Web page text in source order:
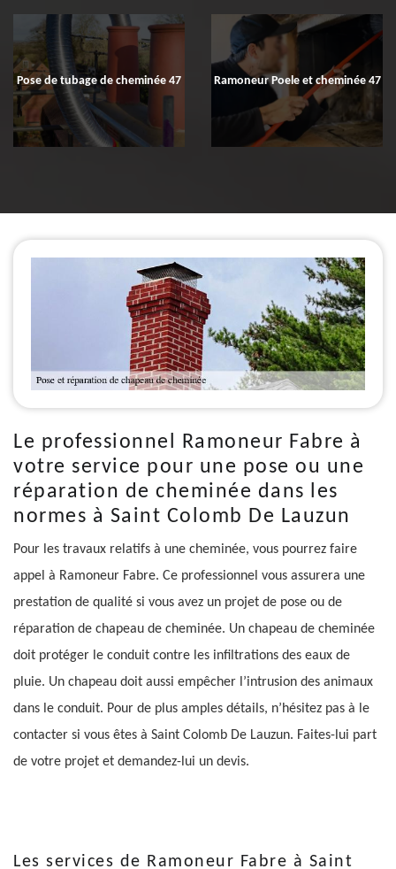
Pose de tubage de cheminée 47 Ramoneur Poele et cheminée 47
Le professionnel Ramoneur Fabre à
votre service pour une pose ou une
réparation de cheminée dans les
normes à Saint Colomb De Lauzun
Pour les travaux relatifs à une cheminée, vous pourrez faire
appel à Ramoneur Fabre. Ce professionnel vous assurera une
prestation de qualité si vous avez un projet de pose ou de
réparation de chapeau de cheminée. Un chapeau de cheminée
doit protéger le conduit contre les infiltrations des eaux de
pluie. Un chapeau doit aussi empêcher l’intrusion des animaux
dans le conduit. Pour de plus amples détails, n’hésitez pas à le
contacter si vous êtes à Saint Colomb De Lauzun. Faites-lui part
de votre projet et demandez-lui un devis.
Les services de Ramoneur Fabre à Saint